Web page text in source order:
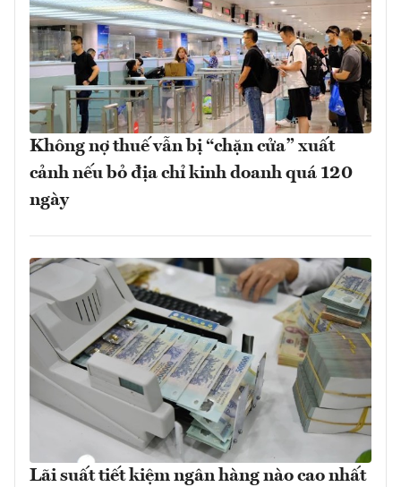
Không nợ thuế vẫn bị “chặn cửa” xuất
cảnh nếu bỏ địa chỉ kinh doanh quá 120
ngày
Lãi suất tiết kiệm ngân hàng nào cao nhất